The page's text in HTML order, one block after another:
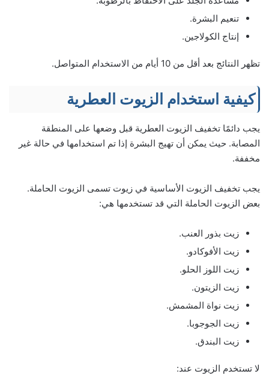
تنعيم البشرة.
إنتاج الكولاجين.
تظهر النتائج بعد أقل من 10 أيام من الاستخدام المتواصل.
كيفية استخدام الزيوت العطرية
يجب دائمًا تخفيف الزيوت العطرية قبل وضعها على المنطقة
المصابة. حيث يمكن أن تهيج البشرة إذا تم استخدامها في حالة غير
مخففة.
يجب تخفيف الزيوت الأساسية في زيوت تسمى الزيوت الحاملة.
بعض الزيوت الحاملة التي قد تستخدمها هي:
زيت بذور العنب.
زيت الأفوكادو.
زيت اللوز الحلو.
زيت الزيتون.
زيت نواة المشمش.
زيت الجوجوبا.
زيت البندق.
لا تستخدم الزيوت عند: